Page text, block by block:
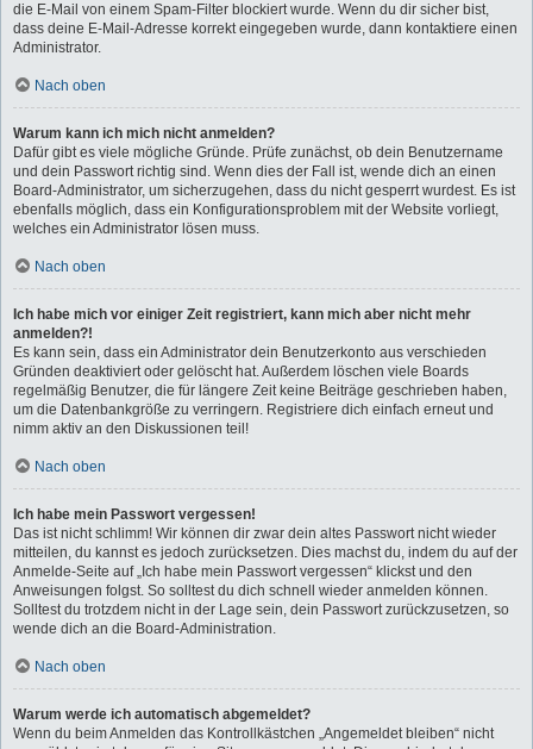
die E-Mail von einem Spam-Filter blockiert wurde. Wenn du dir sicher bist,
dass deine E-Mail-Adresse korrekt eingegeben wurde, dann kontaktiere einen
Administrator.
Nach oben
Warum kann ich mich nicht anmelden?
Dafür gibt es viele mögliche Gründe. Prüfe zunächst, ob dein Benutzername
und dein Passwort richtig sind. Wenn dies der Fall ist, wende dich an einen
Board-Administrator, um sicherzugehen, dass du nicht gesperrt wurdest. Es ist
ebenfalls möglich, dass ein Konfigurationsproblem mit der Website vorliegt,
welches ein Administrator lösen muss.
Nach oben
Ich habe mich vor einiger Zeit registriert, kann mich aber nicht mehr
anmelden?!
Es kann sein, dass ein Administrator dein Benutzerkonto aus verschieden
Gründen deaktiviert oder gelöscht hat. Außerdem löschen viele Boards
regelmäßig Benutzer, die für längere Zeit keine Beiträge geschrieben haben,
um die Datenbankgröße zu verringern. Registriere dich einfach erneut und
nimm aktiv an den Diskussionen teil!
Nach oben
Ich habe mein Passwort vergessen!
Das ist nicht schlimm! Wir können dir zwar dein altes Passwort nicht wieder
mitteilen, du kannst es jedoch zurücksetzen. Dies machst du, indem du auf der
Anmelde-Seite auf „Ich habe mein Passwort vergessen“ klickst und den
Anweisungen folgst. So solltest du dich schnell wieder anmelden können.
Solltest du trotzdem nicht in der Lage sein, dein Passwort zurückzusetzen, so
wende dich an die Board-Administration.
Nach oben
Warum werde ich automatisch abgemeldet?
Wenn du beim Anmelden das Kontrollkästchen „Angemeldet bleiben“ nicht